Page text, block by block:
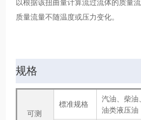
以根据该扭曲量计算流过流体的质量流
质量流量不随温度或压力变化。
规格
可测
標准规格
汽油、柴油
油类液压油